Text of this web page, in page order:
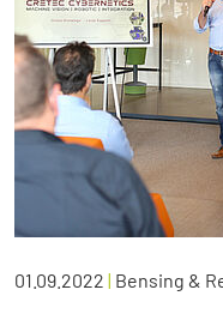
01.09.2022 | Bensing &